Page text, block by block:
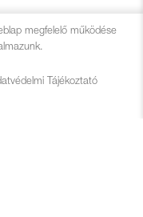
megfelelő működése
Tájékoztató